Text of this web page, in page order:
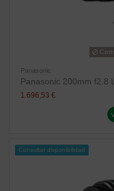
Panasonic
Panasonic 200mm f2.8
1.696,53 €
Consultar disponibilidad